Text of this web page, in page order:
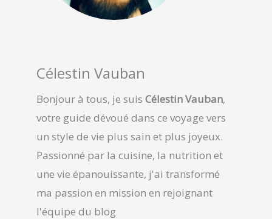
Célestin Vauban
Bonjour à tous, je suis Célestin Vauban,
votre guide dévoué dans ce voyage vers
un style de vie plus sain et plus joyeux.
Passionné par la cuisine, la nutrition et
une vie épanouissante, j'ai transformé
ma passion en mission en rejoignant
l'équipe du blog